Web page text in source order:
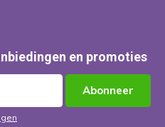
en promoties
Abonneer